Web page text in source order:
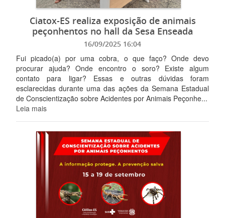
Ciatox-ES realiza exposição de animais
peçonhentos no hall da Sesa Enseada
16/09/2025 16:04
Fui picado(a) por uma cobra, o que faço? Onde devo
procurar ajuda? Onde encontro o soro? Existe algum
contato para ligar? Essas e outras dúvidas foram
esclarecidas durante uma das ações da Semana Estadual
de Conscientização sobre Acidentes por Animais Peçonhe...
Leia mais